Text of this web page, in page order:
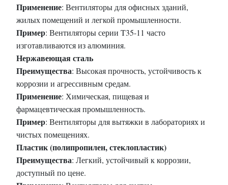
Применение: Вентиляторы для офисных зданий,
жилых помещений и легкой промышленности.
Пример: Вентиляторы серии T35-11 часто
изготавливаются из алюминия.
Нержавеющая сталь
Преимущества: Высокая прочность, устойчивость к
коррозии и агрессивным средам.
Применение: Химическая, пищевая и
фармацевтическая промышленность.
Пример: Вентиляторы для вытяжки в лабораториях и
чистых помещениях.
Пластик (полипропилен, стеклопластик)
Преимущества: Легкий, устойчивый к коррозии,
доступный по цене.